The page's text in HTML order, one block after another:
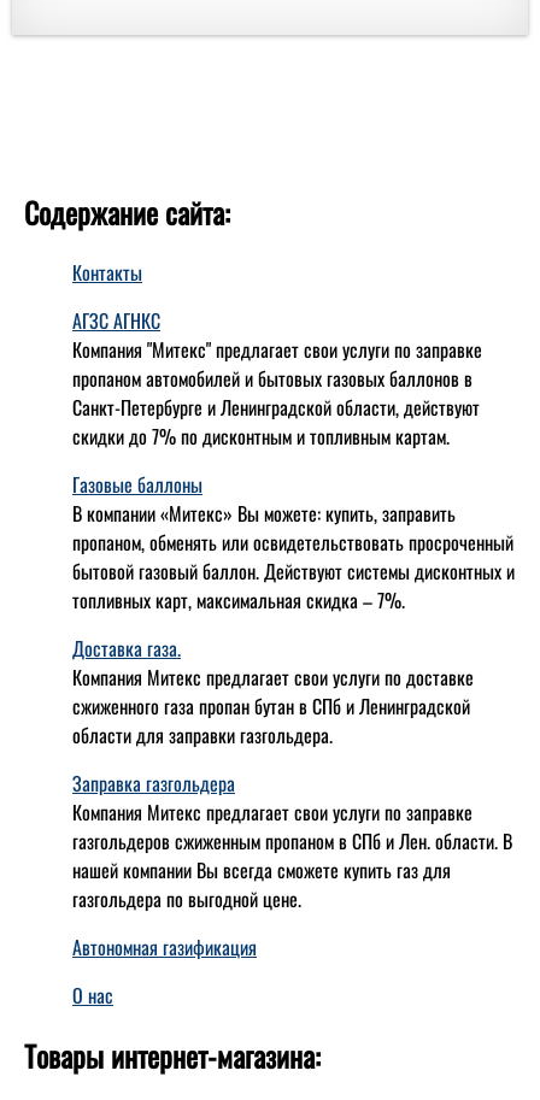
Содержание сайта:
Контакты
АГЗС АГНКС
Компания "Митекс" предлагает свои услуги по заправке
пропаном автомобилей и бытовых газовых баллонов в
Санкт-Петербурге и Ленинградской области, действуют
скидки до 7% по дисконтным и топливным картам.
Газовые баллоны
В компании «Митекс» Вы можете: купить, заправить
пропаном, обменять или освидетельствовать просроченный
бытовой газовый баллон. Действуют системы дисконтных и
топливных карт, максимальная скидка – 7%.
Доставка газа.
Компания Митекс предлагает свои услуги по доставке
сжиженного газа пропан бутан в СПб и Ленинградской
области для заправки газгольдера.
Заправка газгольдера
Компания Митекс предлагает свои услуги по заправке
газгольдеров сжиженным пропаном в СПб и Лен. области. В
нашей компании Вы всегда сможете купить газ для
газгольдера по выгодной цене.
Автономная газификация
О нас
Товары интернет-магазина: